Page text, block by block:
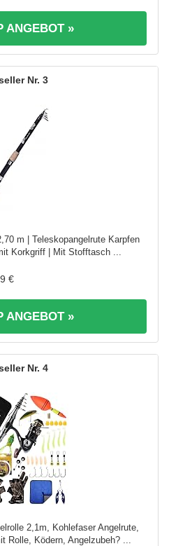
ANGEBOT »
3
m | Teleskopangelrute Karpfen
Korkgriff | Mit Stofftasch ...
€
ANGEBOT »
4
2,1m, Kohlefaser Angelrute,
Rolle, Ködern, Angelzubeh? ...